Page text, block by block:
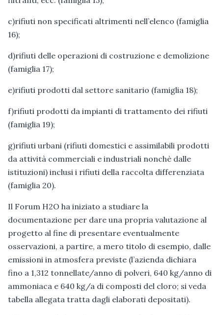
c)rifiuti non specificati altrimenti nell’elenco (famiglia
16);
d)rifiuti delle operazioni di costruzione e demolizione
(famiglia 17);
e)rifiuti prodotti dal settore sanitario (famiglia 18);
f)rifiuti prodotti da impianti di trattamento dei rifiuti
(famiglia 19);
g)rifiuti urbani (rifiuti domestici e assimilabili prodotti
da attività commerciali e industriali nonchè dalle
istituzioni) inclusi i rifiuti della raccolta differenziata
(famiglia 20).
Il Forum H2O ha iniziato a studiare la
documentazione per dare una propria valutazione al
progetto al fine di presentare eventualmente
osservazioni, a partire, a mero titolo di esempio, dalle
emissioni in atmosfera previste (l’azienda dichiara
fino a 1,312 tonnellate/anno di polveri, 640 kg/anno di
ammoniaca e 640 kg/a di composti del cloro; si veda
tabella allegata tratta dagli elaborati depositati).